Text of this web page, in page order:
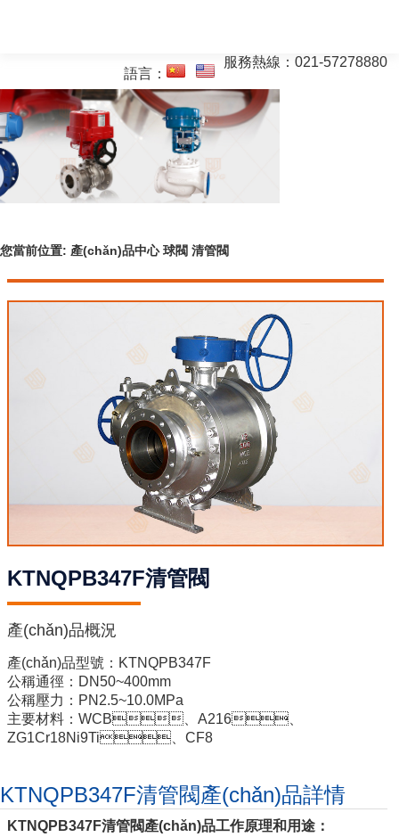
服務熱線： 021-57278880
語言：
您當前位置: 產(chǎn)品中心 球閥 清管閥
KTNQPB347F清管閥
產(chǎn)品概況
產(chǎn)品型號：KTNQPB347F
公稱通徑：DN50~400mm
公稱壓力：PN2.5~10.0MPa
主要材料：WCB、A216、
ZG1Cr18Ni9Ti、CF8
KTNQPB347F清管閥產(chǎn)品詳情
KTNQPB347F清管閥產(chǎn)品工作原理和用途：